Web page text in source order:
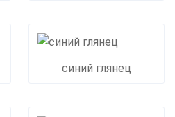
синий глянец